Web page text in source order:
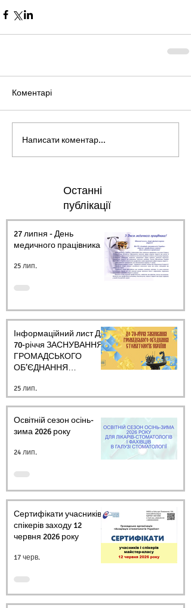
Коментарі
Написати коментар...
Останні
публікації
27 липня - День
медичного працівника.
25 лип.
Інформаційний лист ДО
70-річчя ЗАСНУВАННЯ
ГРОМАДСЬКОГО
ОБ’ЄДНАННЯ
УКРАЇНИ
25 лип.
Освітній сезон осінь-
зима 2026 року
24 лип.
Сертифікати учасників і
спікерів заходу 12
червня 2026 року
17 черв.